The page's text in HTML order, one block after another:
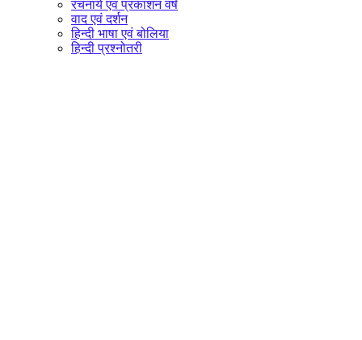
रचनाये एवं प्रकाशन वर्ष
वाद एवं दर्शन
हिन्दी भाषा एवं बोलिया
हिन्दी प्रश्नोतरी